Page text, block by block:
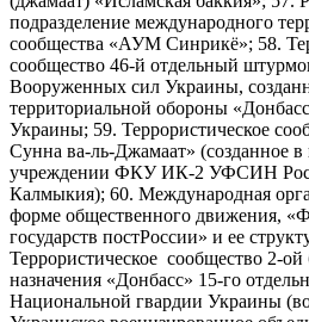
подразделение международного
сообщества «АУМ Синрикё»; 58.
сообщество 46-й отдельный
Вооруженных сил Украины,
территориальной обороны
Украины; 59. Террористическое
Сунна ва-ль-Джамаат» (созданное в
учреждении ФКУ ИК-2 УФСИН
Калмыкия); 60. Международная
форме общественного движения,
государств постРоссии» и ее
Террористическое сообщество 2-ой
назначения «Донбасс» 15-го
Национальной гвардии Украины